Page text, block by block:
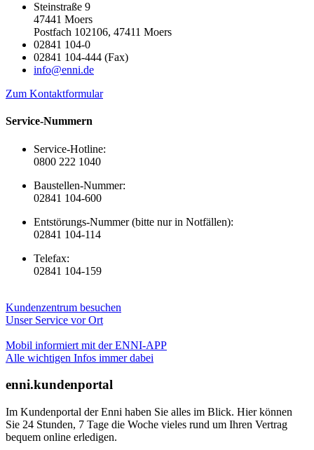
Steinstraße 9
47441 Moers
Postfach 102106, 47411 Moers
02841 104-0
02841 104-444 (Fax)
info@enni.de
Zum Kontaktformular
Service-Nummern
Service-Hotline:
0800 222 1040
Baustellen-Nummer:
02841 104-600
Entstörungs-Nummer (bitte nur in Notfällen):
02841 104-114
Telefax:
02841 104-159
Kundenzentrum besuchen
Unser Service vor Ort
Mobil informiert mit der ENNI-APP
Alle wichtigen Infos immer dabei
enni.kundenportal
Im Kundenportal der Enni haben Sie alles im Blick. Hier können
Sie 24 Stunden, 7 Tage die Woche vieles rund um Ihren Vertrag
bequem online erledigen.